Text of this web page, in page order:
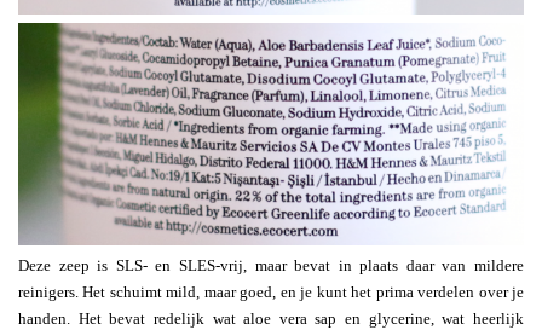
Deze zeep is SLS- en SLES-vrij, maar bevat in plaats daar van mildere
reinigers. Het schuimt mild, maar goed, en je kunt het prima verdelen over je
handen. Het bevat redelijk wat aloe vera sap en glycerine, wat heerlijk